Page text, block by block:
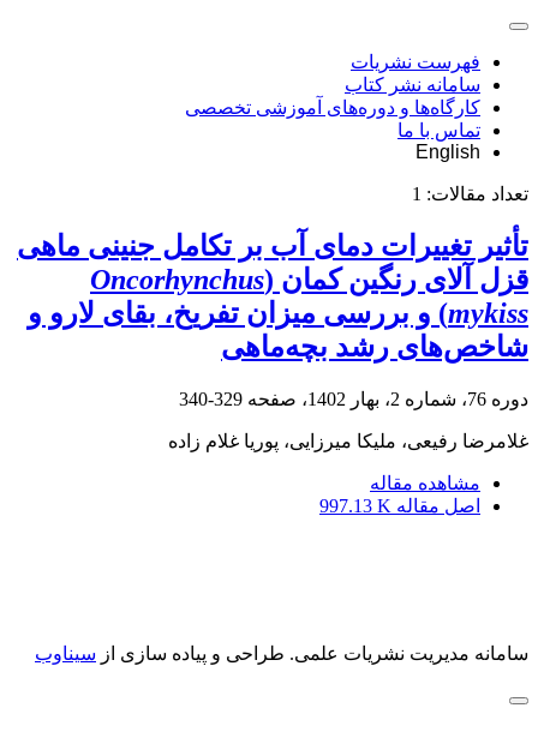
فهرست نشریات
سامانه نشر کتاب
کارگاه‌ها و دوره‌های آموزشی تخصصی
تماس با ما
English
تعداد مقالات: 1
تأثیر تغییرات دمای آب بر تکامل جنینی ماهی
قزل آلای رنگین کمان (Oncorhynchus
mykiss) و بررسی میزان تفریخ، بقای لارو و
شاخص‌های رشد بچه‌ماهی
دوره 76، شماره 2، بهار 1402، صفحه 329-340
غلامرضا رفیعی، ملیکا میرزایی، پوریا غلام زاده
مشاهده مقاله
اصل مقاله 997.13 K
سامانه مدیریت نشریات علمی. طراحی و پیاده سازی از سیناوب